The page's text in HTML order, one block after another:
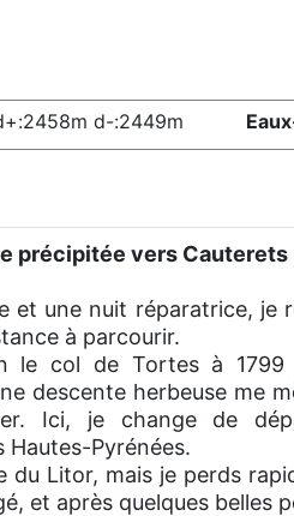
d-:2449m
précipitée vers Cauterets
et une nuit réparatrice, je
à parcourir.
le col de Tortes à
descente herbeuse me
Ici, je change de
Hautes-Pyrénées.
du Litor, mais je perds
et après quelques belles